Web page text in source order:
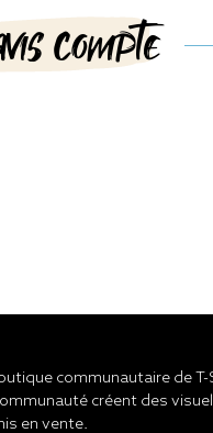
compte
communautaire de
créent des
en vente.